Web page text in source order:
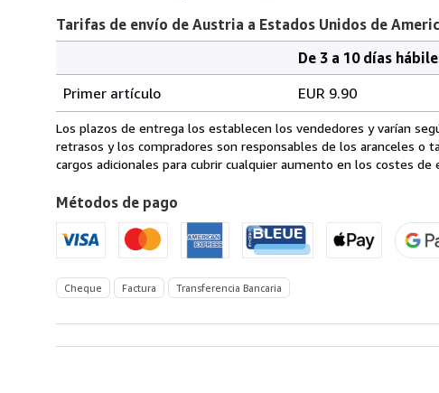
Tarifas de envío de Austria a Estados Unidos de
de
envío
de
Austria
Estados
Unidos
de
America
pedido
De 3 a 10 días
Primer artículo
EUR 9.90
Los plazos de entrega los establecen los vendedores y varían
retrasos y los compradores son responsables de los aranceles o
cargos adicionales para cubrir cualquier aumento en los costes de
Métodos de pago
Cheque Factura Transferencia Bancaria